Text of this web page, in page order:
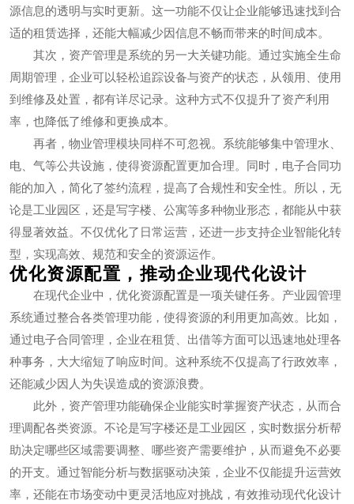
源信息的透明与实时更新。这一功能不仅让企业能够迅速找到合
适的租赁选择，还能大幅减少因信息不畅而带来的时间成本。
其次，资产管理是系统的另一大关键功能。通过实施全生命
周期管理，企业可以轻松追踪设备与资产的状态，从领用、使用
到维修及处置，都有详尽记录。这种方式不仅提升了资产利用
率，也降低了维修和更换成本。
再者，物业管理模块同样不可忽视。系统能够集中管理水、
电、气等公共设施，使得资源配置更加合理。同时，电子合同功
能的加入，简化了签约流程，提高了合规性和安全性。所以，无
论是工业园区，还是写字楼、公寓等多种物业形态，都能从中获
得显著效益。不仅优化了日常运营，还进一步支持企业智能化转
型，实现高效、规范和安全的资源运作。
优化资源配置，推动企业现代化设计
在现代企业中，优化资源配置是一项关键任务。产业园管理
系统通过整合各类管理功能，使得资源的利用更加高效。比如，
通过电子合同管理，企业在租赁、出借等方面可以迅速地处理各
种事务，大大缩短了响应时间。这种系统不仅提高了行政效率，
还能减少因人为失误造成的资源浪费。
此外，资产管理功能确保企业能实时掌握资产状态，从而合
理调配各类资源。不论是写字楼还是工业园区，实时数据分析帮
助决定哪些区域需要调整、哪些资产需要维护，从而避免不必要
的开支。通过智能分析与数据驱动决策，企业不仅能提升运营效
率，还能在市场变动中更灵活地应对挑战，有效推动现代化设计